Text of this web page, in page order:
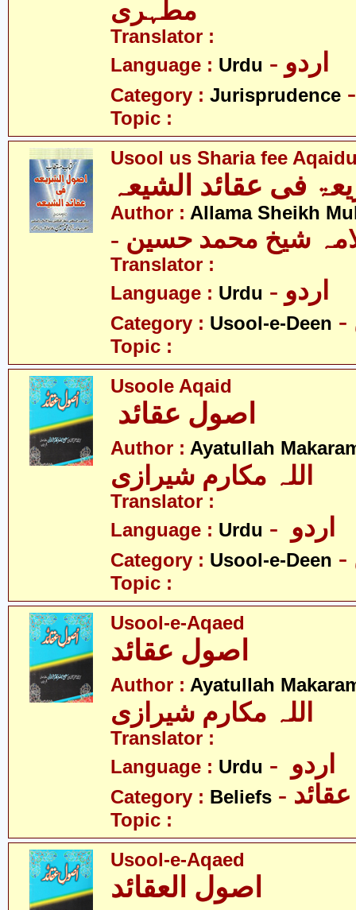
مطہری
Translator :
Language : Urdu - اردو
Category : Jurisprudence
Topic :
Usool us Sharia fee
فی عقائد الشیعہ
Author : Allama Sheikh
شیخ محمد حسین
Translator :
Language : Urdu - اردو
Category : Usool-e-Deen
Topic :
Usoole Aqaid
اصول عقائد
Author : Ayatullah
اللہ مکارم شیرازی
Translator :
Language : Urdu
Category : Usool-e-Deen
Topic :
Usool-e-Aqaed
اصول عقائد
Author : Ayatullah
اللہ مکارم شیرازی
Translator :
Language : Urdu
Category : Beliefs - عقائد
Topic :
Usool-e-Aqaed